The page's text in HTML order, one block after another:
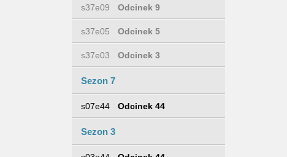
s37e09 Odcinek 9
s37e05 Odcinek 5
s37e03 Odcinek 3
Sezon 7
s07e44 Odcinek 44
Sezon 3